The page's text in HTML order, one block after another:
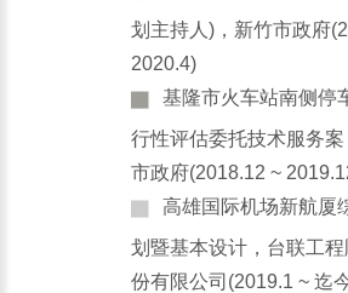
划主持人)，新竹市政府
2020.4)
基隆市火车站南侧停
行性评估委托技术服务案
市政府(2018.12 ~
高雄国际机场新航厦
划暨基本设计，台联工程
份有限公司(2019.1 ~ 迄